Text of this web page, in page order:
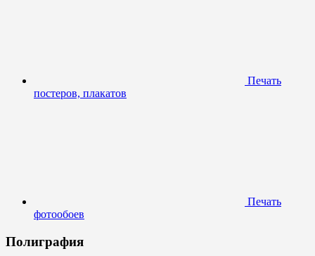
Печать
постеров, плакатов
Печать
фотообоев
Полиграфия